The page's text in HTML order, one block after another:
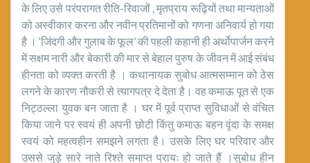
के लिए उसे परंपरागत रीति-रिवाजों , मृतप्राय रूढ़ियों तथा मान्यताओं
को अस्वीकार करना और नवीन प्रतिमानों को गणना अनिवार्य हो गया
है । ‘जिंदगी और गुलाब के फूल’ की पहली कहानी ही अर्थोपार्जन करने
में सक्षम नारी और बेकारी की मार से बेहाल पुरुष के जीवन में आई संबंध
हीनता को व्यक्त करती है । कथानायक सुबोध आत्मसम्मान को ठेस
लगने के कारण नौकरी से त्यागपत्र दे देता है। वह कमाऊ पूत से एक
निट्ठल्ला युवक बन जाता है । घर में पूर्व प्राप्त सुविधाओं से वंचित
किया जाने पर स्वयं ही अपनी छोटी किंतु कमाऊ बहन वृंदा के समक्ष
स्वयं को महत्वहीन समझने लगता है। उसके लिए घर परिवार और
उससे जुड़े सारे नाते रिश्ते समाप्त प्रायः हो जाते हैं ।सुबोध हीन